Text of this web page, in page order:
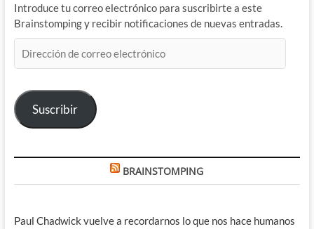
Introduce tu correo electrónico para suscribirte a este
Brainstomping y recibir notificaciones de nuevas entradas.
de
electrónico
Suscribir
BRAINSTOMPING
Paul Chadwick vuelve a recordarnos lo que nos hace humanos